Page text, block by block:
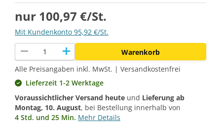
nur 100,97 €/St.
Mit Kundenkonto 95,92 €/St.
remove add
Warenkorb
Alle Preisangaben inkl. MwSt. | Versandkostenfrei
Lieferzeit 1-2 Werktage
Voraussichtlicher Versand heute und Lieferung ab
Montag, 10. August, bei Bestellung innerhalb von
4 Std. und 25 Min. Mehr Details